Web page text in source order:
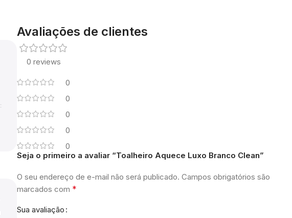
Avaliações de clientes
0 reviews
0
0
0
0
0
Seja o primeiro a avaliar “Toalheiro Aquece Luxo Branco Clean”
O seu endereço de e-mail não será publicado. Campos obrigatórios são
marcados com *
Sua avaliação